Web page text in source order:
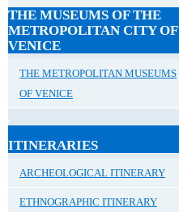
THE MUSEUMS OF THE
METROPOLITAN CITY OF
VENICE
THE METROPOLITAN MUSEUMS
OF VENICE
ITINERARIES
ARCHEOLOGICAL ITINERARY
ETHNOGRAPHIC ITINERARY